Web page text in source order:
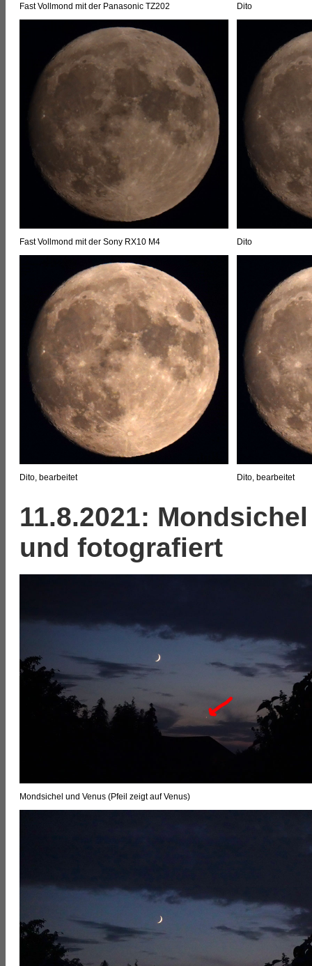
Fast Vollmond mit der Panasonic TZ202 Dito
Fast Vollmond mit der Sony RX10 M4 Dito
Dito, bearbeitet Dito, bearbeitet
11.8.2021:
und fotografiert
Mondsichel und Venus (Pfeil zeigt auf Venus)